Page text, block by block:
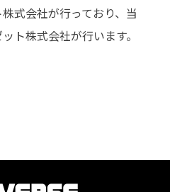
式会社が⾏っており、当
ト株式会社が⾏います。